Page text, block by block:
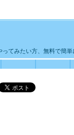
てみたい方、無料で簡単